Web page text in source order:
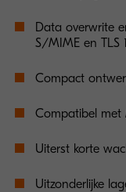
Data overwrite
S/MIME en TLS
Compact
Compatibel met
Uiterst korte
Uitzonderlijke